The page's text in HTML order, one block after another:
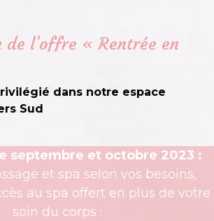
de l’offre « Rentrée en
dans notre espace
Sud
septembre et octobre 2023 :
et spa selon vos besoins,
au spa offert en plus de votre
soin du corps :